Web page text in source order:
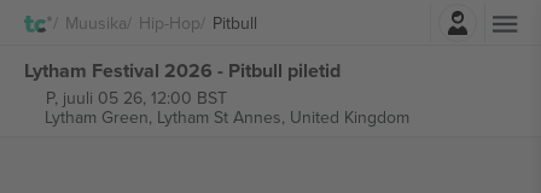
Muusika Hip-Hop Pitbull
Lytham Festival 2026 - Pitbull piletid
P, juuli 05 26, 12:00 BST
Lytham Green, Lytham St Annes, United Kingdom